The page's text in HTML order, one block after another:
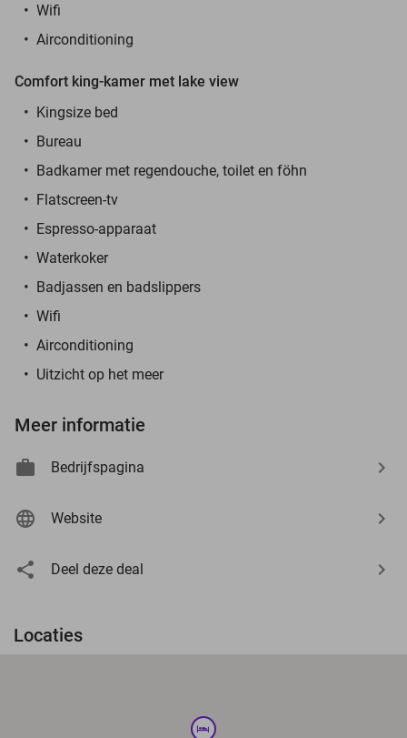
Wifi
Airconditioning
Comfort king-kamer met lake view
Kingsize bed
Bureau
Badkamer met regendouche, toilet en föhn
Flatscreen-tv
Espresso-apparaat
Waterkoker
Badjassen en badslippers
Wifi
Airconditioning
Uitzicht op het meer
Meer informatie
Bedrijfspagina
Website
Deel deze deal
Locaties
hotel